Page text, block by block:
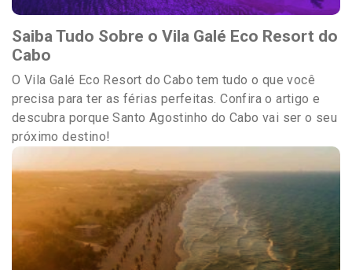
Saiba Tudo Sobre o Vila Galé Eco Resort do
Cabo
O Vila Galé Eco Resort do Cabo tem tudo o que você
precisa para ter as férias perfeitas. Confira o artigo e
descubra porque Santo Agostinho do Cabo vai ser o seu
próximo destino!